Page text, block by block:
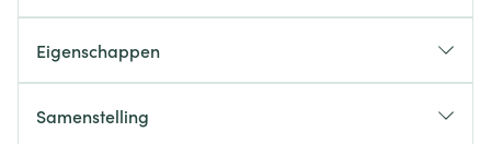
Eigenschappen
Samenstelling